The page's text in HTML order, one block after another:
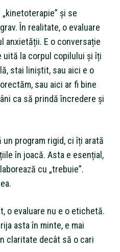
și se
În realitate, o evaluare
anxietății. E o conversație
uită la corpul copilului și îți
stai liniștit, sau aici e o
sau aici ar fi bine
ca să prindă încredere și
program rigid, ci îți arată
în joacă. Asta e esențial,
cu „trebuie”.
o evaluare nu e o etichetă.
asta în minte, e mai
claritate decât să o cari